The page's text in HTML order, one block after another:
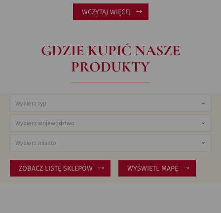
WCZYTAJ WIĘCEJ
GDZIE KUPIĆ NASZE
PRODUKTY
ZOBACZ LISTĘ SKLEPÓW WYŚWIETL MAPĘ